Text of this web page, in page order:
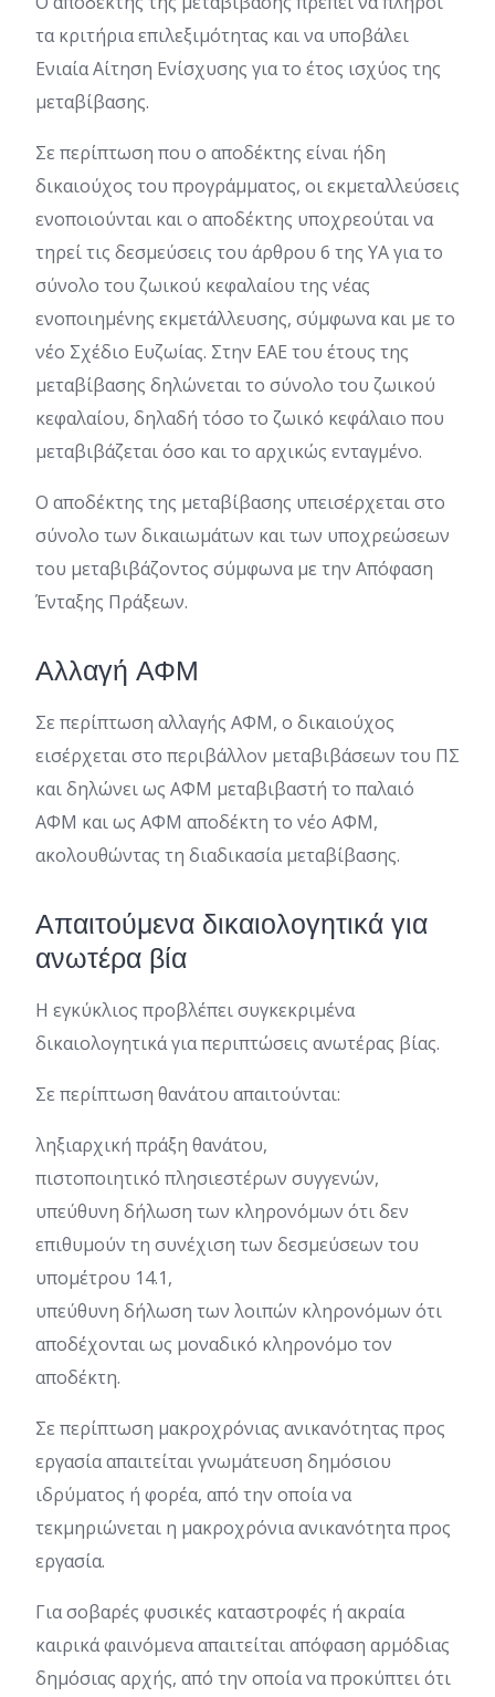
τα κριτήρια επιλεξιμότητας και να υποβάλει
Ενιαία Αίτηση Ενίσχυσης για το έτος ισχύος της
μεταβίβασης.
Σε περίπτωση που ο αποδέκτης είναι ήδη
δικαιούχος του προγράμματος, οι εκμεταλλεύσεις
ενοποιούνται και ο αποδέκτης υποχρεούται να
τηρεί τις δεσμεύσεις του άρθρου 6 της ΥΑ για το
σύνολο του ζωικού κεφαλαίου της νέας
ενοποιημένης εκμετάλλευσης, σύμφωνα και με το
νέο Σχέδιο Ευζωίας. Στην ΕΑΕ του έτους της
μεταβίβασης δηλώνεται το σύνολο του ζωικού
κεφαλαίου, δηλαδή τόσο το ζωικό κεφάλαιο που
μεταβιβάζεται όσο και το αρχικώς ενταγμένο.
Ο αποδέκτης της μεταβίβασης υπεισέρχεται στο
σύνολο των δικαιωμάτων και των υποχρεώσεων
του μεταβιβάζοντος σύμφωνα με την Απόφαση
Ένταξης Πράξεων.
Αλλαγή ΑΦΜ
Σε περίπτωση αλλαγής ΑΦΜ, ο δικαιούχος
εισέρχεται στο περιβάλλον μεταβιβάσεων του ΠΣ
και δηλώνει ως ΑΦΜ μεταβιβαστή το παλαιό
ΑΦΜ και ως ΑΦΜ αποδέκτη το νέο ΑΦΜ,
ακολουθώντας τη διαδικασία μεταβίβασης.
Απαιτούμενα δικαιολογητικά για
ανωτέρα βία
Η εγκύκλιος προβλέπει συγκεκριμένα
δικαιολογητικά για περιπτώσεις ανωτέρας βίας.
Σε περίπτωση θανάτου απαιτούνται:
ληξιαρχική πράξη θανάτου,
πιστοποιητικό πλησιεστέρων συγγενών,
υπεύθυνη δήλωση των κληρονόμων ότι δεν
επιθυμούν τη συνέχιση των δεσμεύσεων του
υπομέτρου 14.1,
υπεύθυνη δήλωση των λοιπών κληρονόμων ότι
αποδέχονται ως μοναδικό κληρονόμο τον
αποδέκτη.
Σε περίπτωση μακροχρόνιας ανικανότητας προς
εργασία απαιτείται γνωμάτευση δημόσιου
ιδρύματος ή φορέα, από την οποία να
τεκμηριώνεται η μακροχρόνια ανικανότητα προς
εργασία.
Για σοβαρές φυσικές καταστροφές ή ακραία
καιρικά φαινόμενα απαιτείται απόφαση αρμόδιας
δημόσιας αρχής, από την οποία να προκύπτει ότι